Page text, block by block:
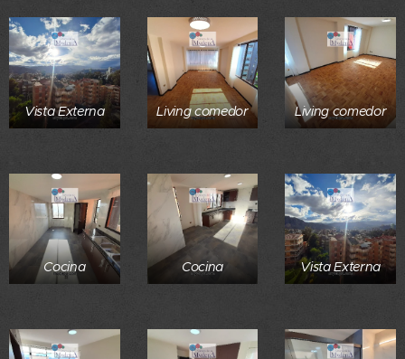
Vista Externa Living comedor Living comedor
Cocina Cocina Vista Externa